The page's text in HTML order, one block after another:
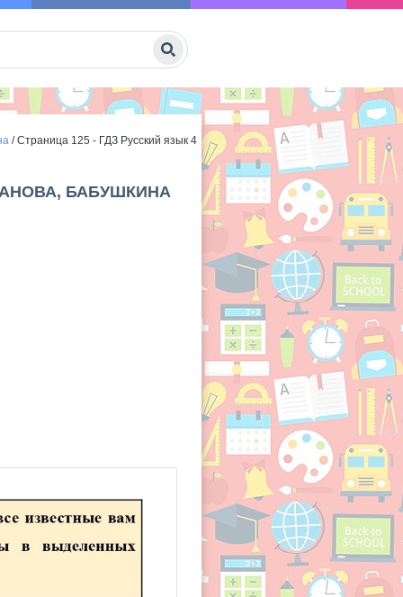
/Страница 125 - ГДЗ Русский язык 4
БАБУШКИНА